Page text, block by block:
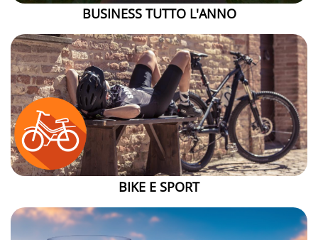
BUSINESS TUTTO L'ANNO
BIKE E SPORT